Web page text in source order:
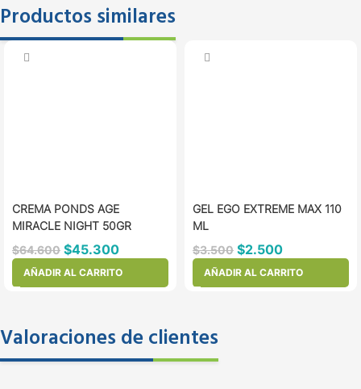
Productos similares
CREMA PONDS AGE
MIRACLE NIGHT 50GR
$64.600 $45.300
AÑADIR AL CARRITO
GEL EGO EXTREME MAX 110
ML
$3.500 $2.500
AÑADIR AL CARRITO
Valoraciones de clientes